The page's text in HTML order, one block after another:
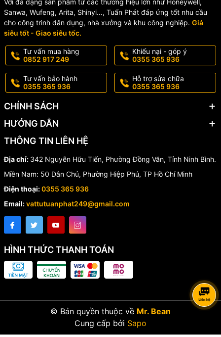
Với đa dạng sản phẩm từ các thương hiệu lớn như Honeywell,
Sanwa, Wufeng, Arita, Shinyi…, Tuấn Phát đáp ứng tốt nhu cầu
cho công trình dân dụng, nhà xưởng và khu công nghiệp. Giá
siêu tốt - Giao siêu tốc.
Tư vấn mua hàng
0852 917 249
Khiếu nại - góp ý
0355 365 936
Tư vấn bảo hành
0355 365 936
Hỗ trợ sửa chữa
0355 365 936
CHÍNH SÁCH
HƯỚNG DẪN
THÔNG TIN LIÊN HỆ
Địa chỉ: 342 Nguyễn Hữu Tiến, Phường Đồng Văn, Tỉnh Ninh Bình.
Miền Nam: 50 Dân Chủ, Phường Hiệp Phú, TP Hồ Chí Minh
Điện thoại:0355 365 936
Email:vattutuanphat249@gmail.com
HÌNH THỨC THANH TOÁN
© Bản quyền thuộc về Mr. Bean
Cung cấp bởi Sapo